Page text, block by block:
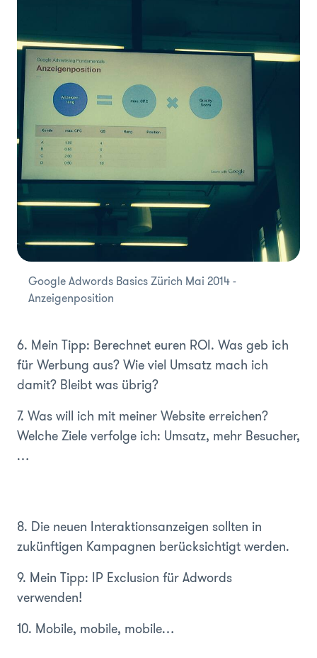
Google Adwords Basics Zürich Mai 2014 -
Anzeigenposition
6. Mein Tipp: Berechnet euren ROI. Was geb ich
für Werbung aus? Wie viel Umsatz mach ich
damit? Bleibt was übrig?
7. Was will ich mit meiner Website erreichen?
Welche Ziele verfolge ich: Umsatz, mehr Besucher,
…
8. Die neuen Interaktionsanzeigen sollten in
zukünftigen Kampagnen berücksichtigt werden.
9. Mein Tipp: IP Exclusion für Adwords
verwenden!
10. Mobile, mobile, mobile…